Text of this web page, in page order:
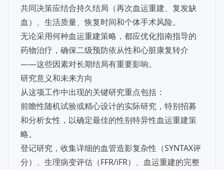
共同决策应结合持久结局（再次血运重建、复发缺
血）、生活质量、恢复时间和个体手术风险。
无论采用何种血运重建策略，都应优化指南指导的
药物治疗，确保二级预防依从性和心脏康复转介
——这些因素对长期结局有重要影响。
研究意义和未来方向
从这项工作中出现的关键研究重点包括：
前瞻性随机试验或精心设计的实际研究，特别招募
和分析女性，以确定最佳的性别特异性血运重建策
略。
登记研究，收集详细的血管造影复杂性（SYNTAX评
分）、生理病变评估（FFR/iFR）、血运重建的完整